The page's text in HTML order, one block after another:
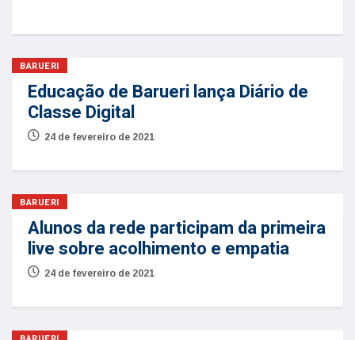
BARUERI
Educação de Barueri lança Diário de
Classe Digital
24 de fevereiro de 2021
BARUERI
Alunos da rede participam da primeira
live sobre acolhimento e empatia
24 de fevereiro de 2021